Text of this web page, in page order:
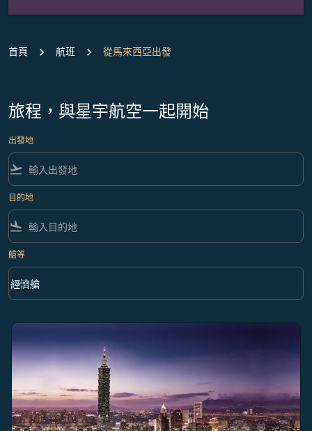
首頁 航班 從馬來西亞出發
旅程，與星宇航空一起開始
出發地
flight_takeoff
目的地
flight_land
艙等
艙等 option 經濟艙 Selected
經濟艙
keyboard_arrow_down